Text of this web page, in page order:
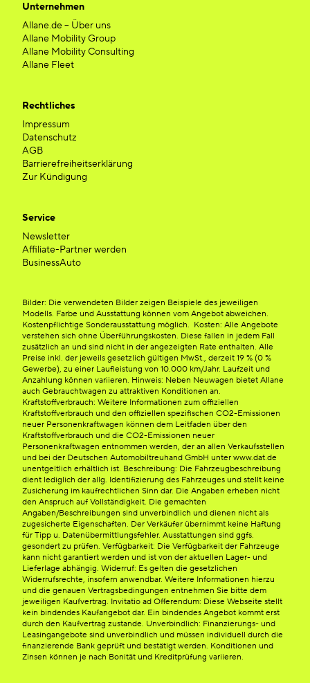
Unternehmen
Allane.de – Über uns
Allane Mobility Group
Allane Mobility Consulting
Allane Fleet
Rechtliches
Impressum
Datenschutz
AGB
Barrierefreiheitserklärung
Zur Kündigung
Service
Newsletter
Affiliate-Partner werden
BusinessAuto
Bilder: Die verwendeten Bilder zeigen Beispiele des jeweiligen
Modells. Farbe und Ausstattung können vom Angebot abweichen.
Kostenpflichtige Sonderausstattung möglich. Kosten: Alle Angebote
verstehen sich ohne Überführungskosten. Diese fallen in jedem Fall
zusätzlich an und sind nicht in der angezeigten Rate enthalten. Alle
Preise inkl. der jeweils gesetzlich gültigen MwSt., derzeit 19 % (0 %
Gewerbe), zu einer Laufleistung von 10.000 km/Jahr. Laufzeit und
Anzahlung können variieren. Hinweis: Neben Neuwagen bietet Allane
auch Gebrauchtwagen zu attraktiven Konditionen an.
Kraftstoffverbrauch: Weitere Informationen zum offiziellen
Kraftstoffverbrauch und den offiziellen spezifischen CO2-Emissionen
neuer Personenkraftwagen können dem Leitfaden über den
Kraftstoffverbrauch und die CO2-Emissionen neuer
Personenkraftwagen entnommen werden, der an allen Verkaufsstellen
und bei der Deutschen Automobiltreuhand GmbH unter www.dat.de
unentgeltlich erhältlich ist. Beschreibung: Die Fahrzeugbeschreibung
dient lediglich der allg. Identifizierung des Fahrzeuges und stellt keine
Zusicherung im kaufrechtlichen Sinn dar. Die Angaben erheben nicht
den Anspruch auf Vollständigkeit. Die gemachten
Angaben/Beschreibungen sind unverbindlich und dienen nicht als
zugesicherte Eigenschaften. Der Verkäufer übernimmt keine Haftung
für Tipp u. Datenübermittlungsfehler. Ausstattungen sind ggfs.
gesondert zu prüfen. Verfügbarkeit: Die Verfügbarkeit der Fahrzeuge
kann nicht garantiert werden und ist von der aktuellen Lager- und
Lieferlage abhängig. Widerruf: Es gelten die gesetzlichen
Widerrufsrechte, insofern anwendbar. Weitere Informationen hierzu
und die genauen Vertragsbedingungen entnehmen Sie bitte dem
jeweiligen Kaufvertrag. Invitatio ad Offerendum: Diese Webseite stellt
kein bindendes Kaufangebot dar. Ein bindendes Angebot kommt erst
durch den Kaufvertrag zustande. Unverbindlich: Finanzierungs- und
Leasingangebote sind unverbindlich und müssen individuell durch die
finanzierende Bank geprüft und bestätigt werden. Konditionen und
Zinsen können je nach Bonität und Kreditprüfung variieren.